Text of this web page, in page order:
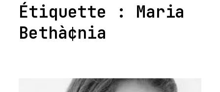
Étiquette : Maria
Bethà¢nia